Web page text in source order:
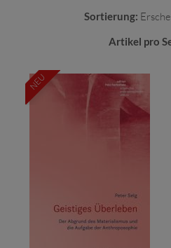
Sortierung:
Artikel pro
NEU